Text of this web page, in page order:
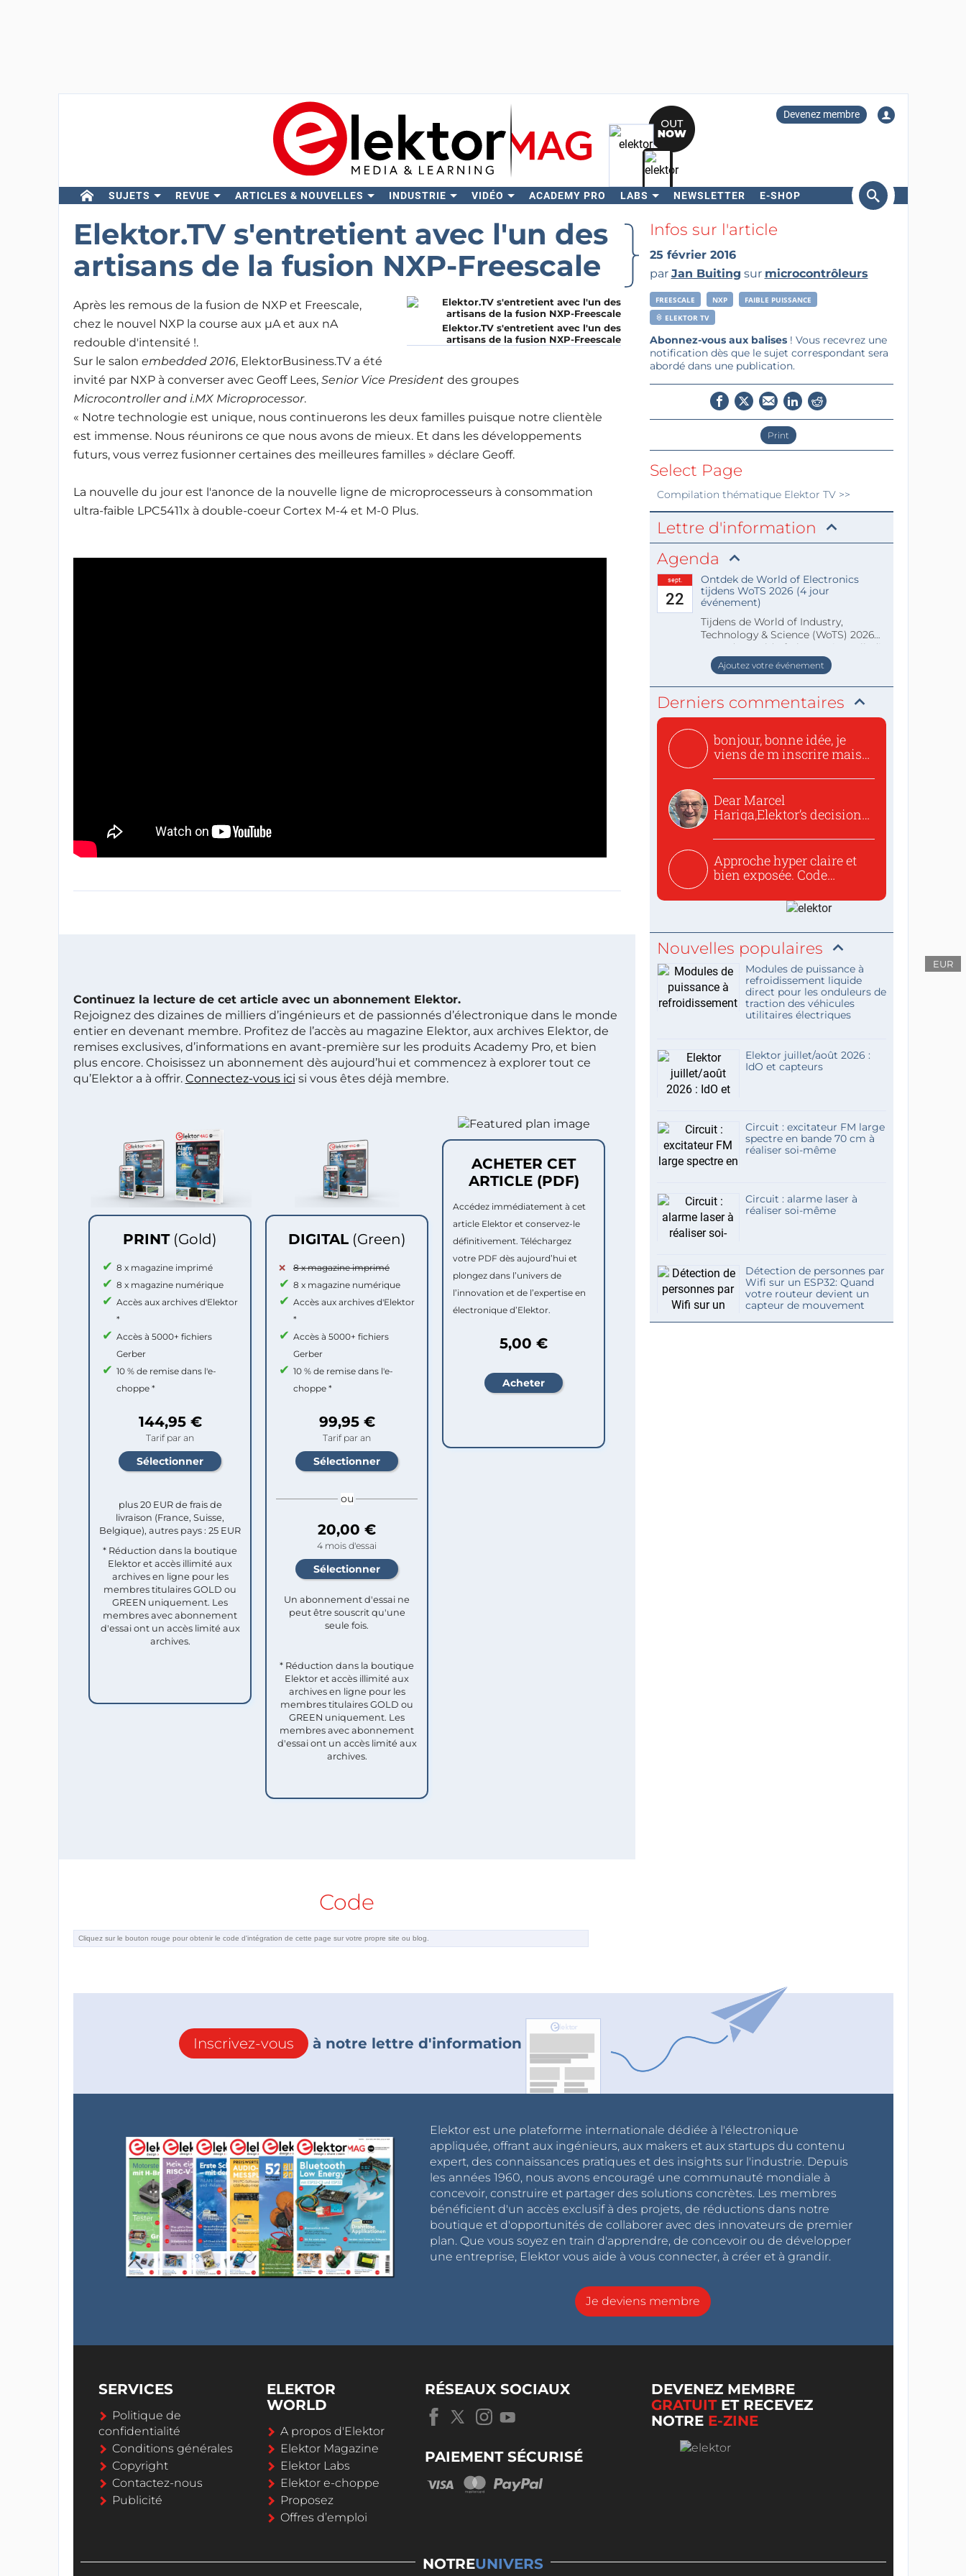
Devenez membre
SUJETS REVUE ARTICLES & NOUVELLES INDUSTRIE VIDÉO ACADEMY PRO LABS NEWSLETTER E-SHOP
Rechercher
Elektor.TV s'entretient avec l'un des
artisans de la fusion NXP-Freescale
Elektor.TV s'entretient avec l'un des
artisans de la fusion NXP-Freescale
Après les remous de la fusion de NXP et Freescale,
chez le nouvel NXP la course aux µA et aux nA
redouble d'intensité !.
Sur le salon embedded 2016, ElektorBusiness.TV a été
invité par NXP à converser avec Geoff Lees, Senior Vice President des groupes
Microcontroller and i.MX Microprocessor.
« Notre technologie est unique, nous continuerons les deux familles puisque notre clientèle
est immense. Nous réunirons ce que nous avons de mieux. Et dans les développements
futurs, vous verrez fusionner certaines des meilleures familles » déclare Geoff.
La nouvelle du jour est l'anonce de la nouvelle ligne de microprocesseurs à consommation
ultra-faible LPC5411x à double-coeur Cortex M-4 et M-0 Plus.
EUR
Continuez la lecture de cet article avec un abonnement Elektor.
Rejoignez des dizaines de milliers d’ingénieurs et de passionnés d’électronique dans le monde
entier en devenant membre. Profitez de l’accès au magazine Elektor, aux archives Elektor, de
remises exclusives, d’informations en avant-première sur les produits Academy Pro, et bien
plus encore. Choisissez un abonnement dès aujourd’hui et commencez à explorer tout ce
qu’Elektor a à offrir. Connectez-vous ici si vous êtes déjà membre.
PRINT (Gold)
8 x magazine imprimé
8 x magazine numérique
Accès aux archives d'Elektor
*
Accès à 5000+ fichiers
Gerber
10 % de remise dans l'e-
choppe *
144,95 €
Tarif par an
plus 20 EUR de frais de
livraison (France, Suisse,
Belgique), autres pays : 25 EUR
* Réduction dans la boutique
Elektor et accès illimité aux
archives en ligne pour les
membres titulaires GOLD ou
GREEN uniquement. Les
membres avec abonnement
d'essai ont un accès limité aux
archives.
DIGITAL (Green)
8 x magazine imprimé
8 x magazine numérique
Accès aux archives d'Elektor
*
Accès à 5000+ fichiers
Gerber
10 % de remise dans l'e-
choppe *
99,95 €
Tarif par an
ou
20,00 €
4 mois d'essai
Un abonnement d'essai ne
peut être souscrit qu'une
seule fois.​
* Réduction dans la boutique
Elektor et accès illimité aux
archives en ligne pour les
membres titulaires GOLD ou
GREEN uniquement. Les
membres avec abonnement
d'essai ont un accès limité aux
archives.
ACHETER CET
ARTICLE (PDF)
Accédez immédiatement à cet
article Elektor et conservez-le
définitivement. Téléchargez
votre PDF dès aujourd’hui et
plongez dans l’univers de
l’innovation et de l’expertise en
électronique d’Elektor.
5,00 €
Code
Infos sur l'article
25 février 2016
par Jan Buiting sur microcontrôleurs
FREESCALE NXP
FAIBLE PUISSANCE
ELEKTOR TV
Abonnez-vous aux balises! Vous recevrez une
notification dès que le sujet correspondant sera
abordé dans une publication.
Print
Select Page
Compilation thématique Elektor TV>>
Lettre d'information
Agenda
sept.
22
Ontdek de World of Electronics
tijdens WoTS 2026 (4 jour
événement)
Tijdens de World of Industry,
Technology & Science (WoTS) 2026
staat de World of Electronics volledi
Ajoutez votre événement
Derniers commentaires
bonjour, bonne idée, je
viens de m inscrire mais
Dear Marcel
Hariga,Elektor’s decision
Approche hyper claire et
bien exposée. Code
Nouvelles populaires
Modules de puissance à
refroidissement liquide
direct pour les onduleurs de
traction des véhicules
utilitaires électriques
Elektor juillet/août 2026 :
IdO et capteurs
Circuit : excitateur FM large
spectre en bande 70 cm à
réaliser soi-même
Circuit : alarme laser à
réaliser soi-même
Détection de personnes par
Wifi sur un ESP32: Quand
votre routeur devient un
capteur de mouvement
Inscrivez-vous à notre lettre d'information
Elektor est une plateforme internationale dédiée à l'électronique
appliquée, offrant aux ingénieurs, aux makers et aux startups du contenu
expert, des connaissances pratiques et des insights sur l'industrie. Depuis
les années 1960, nous avons encouragé une communauté mondiale à
concevoir, construire et partager des solutions concrètes. Les membres
bénéficient d'un accès exclusif à des projets, de réductions dans notre
boutique et d'opportunités de collaborer avec des innovateurs de premier
plan. Que vous soyez en train d'apprendre, de concevoir ou de développer
une entreprise, Elektor vous aide à vous connecter, à créer et à grandir.
Je deviens membre
SERVICES
Politique de
confidentialité
Conditions générales
Copyright
Contactez-nous
Publicité
ELEKTOR
WORLD
A propos d'Elektor
Elektor Magazine
Elektor Labs
Elektor e-choppe
Proposez
Offres d’emploi
RÉSEAUX SOCIAUX
PAIEMENT SÉCURISÉ
DEVENEZ MEMBRE
GRATUITET RECEVEZ
NOTRE E-ZINE
NOTREUNIVERS